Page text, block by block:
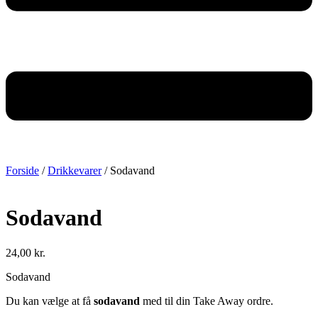
Forside /Drikkevarer/ Sodavand
Sodavand
24,00 kr.
Sodavand
Du kan vælge at få sodavand med til din Take Away ordre.